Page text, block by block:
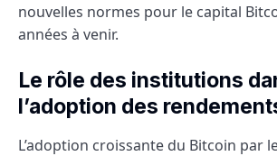
nouvelles normes pour le capital
années à venir.
Le rôle des institutions
l’adoption des
L’adoption croissante du Bitcoin par